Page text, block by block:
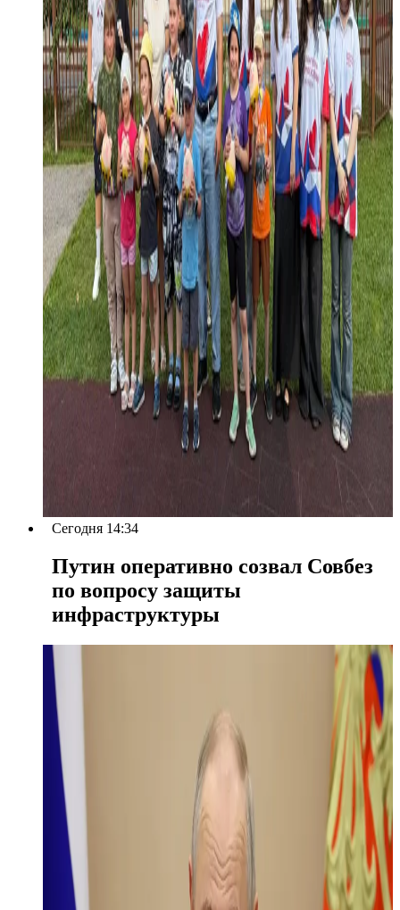
Сегодня 14:34
Путин оперативно созвал Совбез
по вопросу защиты
инфраструктуры